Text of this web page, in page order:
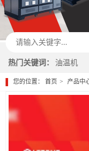
热门关键词： 油温机
您的位置：首页 产品中